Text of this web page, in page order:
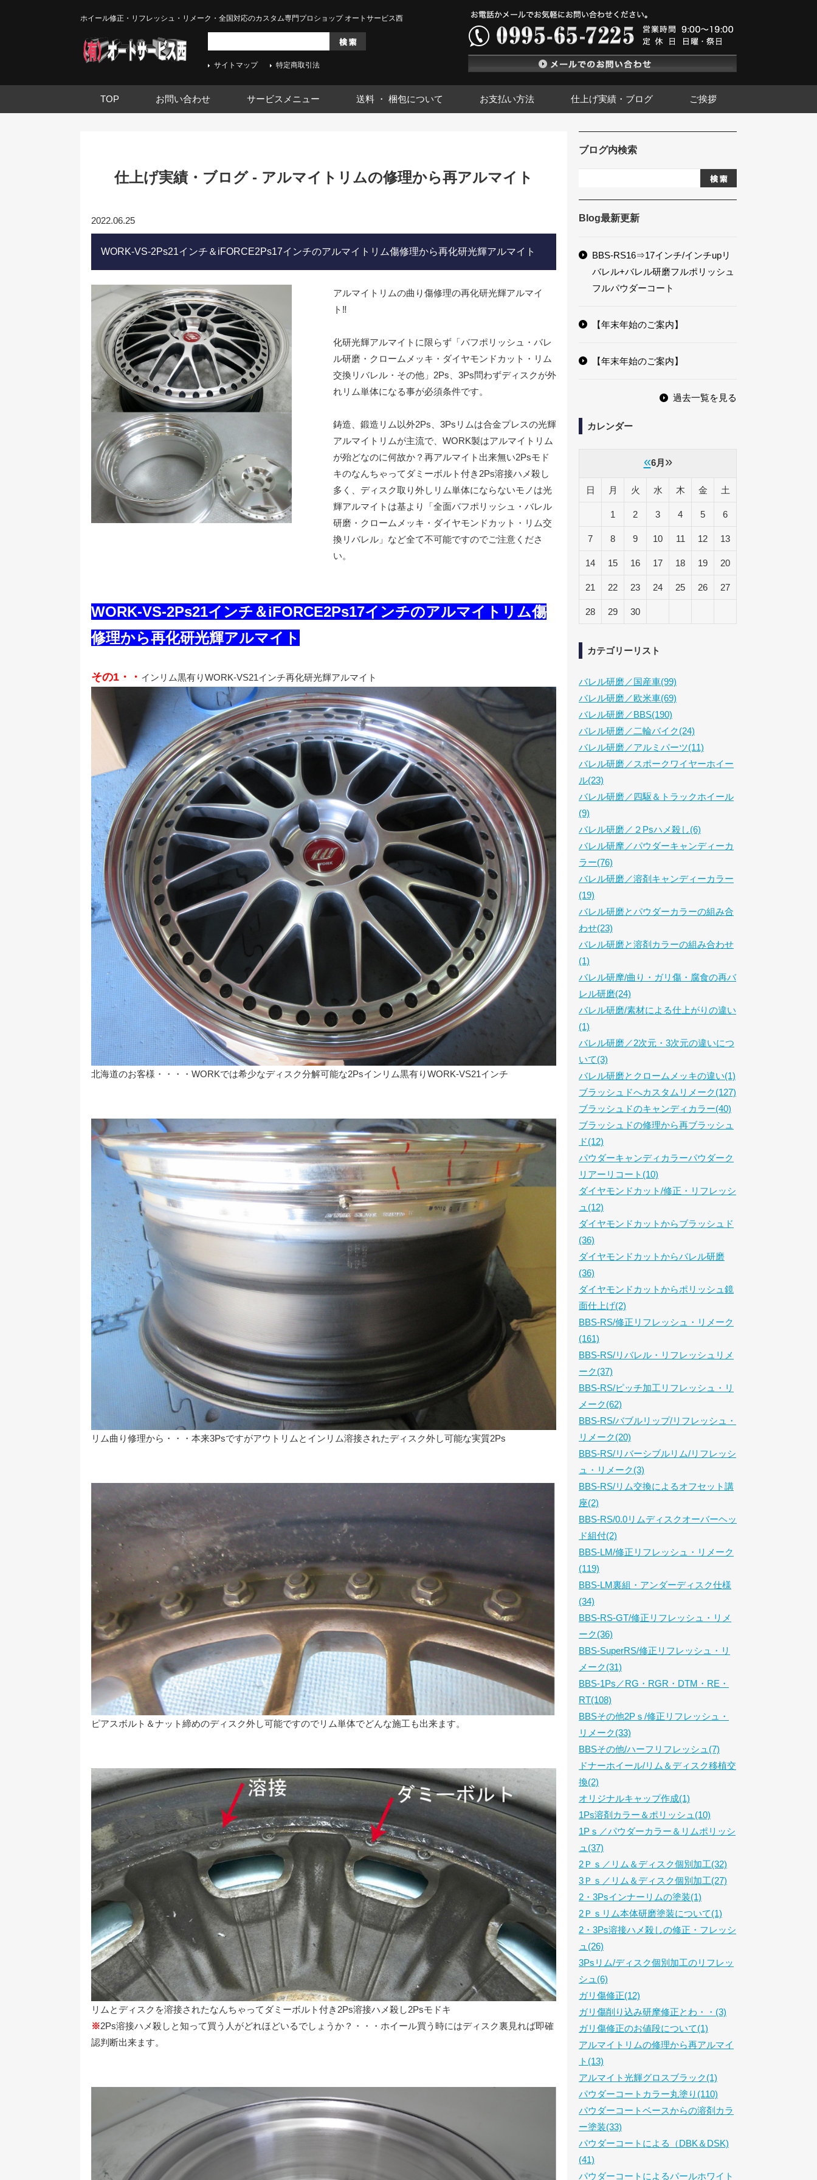
ホイール修正・リフレッシュ・リメーク・全国対応のカスタム専門プロショップ オートサービス西
サイトマップ 特定商取引法
TOP お問い合わせ サービスメニュー 送料 ・ 梱包について お支払い方法 仕上げ実績・ブログ ご挨拶
仕上げ実績・ブログ - アルマイトリムの修理から再アルマイト
2022.06.25
WORK-VS-2Ps21インチ＆iFORCE2Ps17インチのアルマイトリム傷修理から再化研光輝アルマイト
アルマイトリムの曲り傷修理の再化研光輝アルマイ
ト‼
化研光輝アルマイトに限らず「バフポリッシュ・バレ
ル研磨・クロームメッキ・ダイヤモンドカット・リム
交換リバレル・その他」2Ps、3Ps問わずディスクが外
れリム単体になる事が必須条件です。
鋳造、鍛造リム以外2Ps、3Psリムは合金プレスの光輝
アルマイトリムが主流で、WORK製はアルマイトリム
が殆どなのに何故か？再アルマイト出来無い2Psモド
キのなんちゃってダミーボルト付き2Ps溶接ハメ殺し
多く、ディスク取り外しリム単体にならないモノは光
輝アルマイトは基より「全面バフポリッシュ・バレル
研磨・クロームメッキ・ダイヤモンドカット・リム交
換リバレル」など全て不可能ですのでご注意くださ
い。
WORK-VS-2Ps21インチ＆iFORCE2Ps17インチのアルマイトリム傷
修理から再化研光輝アルマイト
その1・・ インリム黒有りWORK-VS21インチ再化研光輝アルマイト
北海道のお客様・・・・WORKでは希少なディスク分解可能な2Psインリム黒有りWORK-VS21インチ
リム曲り修理から・・・本来3Psですがアウトリムとインリム溶接されたディスク外し可能な実質2Ps
ピアスボルト＆ナット締めのディスク外し可能ですのでリム単体でどんな施工も出来ます。
リムとディスクを溶接されたなんちゃってダミーボルト付き2Ps溶接ハメ殺し2Psモドキ
※2Ps溶接ハメ殺しと知って買う人がどれほどいるでしょうか？・・・ホイール買う時にはディスク裏見れば即確
認判断出来ます。
ブログ内検索
Blog最新更新
BBS-RS16⇒17インチ/インチupリ
バレル+バレル研磨フルポリッシュ
フルパウダーコート
【年末年始のご案内】
【年末年始のご案内】
過去一覧を見る
カレンダー
«6月 »
日 月 火 水 木 金 土
1 2 3 4 5 6
7 8 9 10 11 12 13
14 15 16 17 18 19 20
21 22 23 24 25 26 27
28 29 30
カテゴリーリスト
バレル研磨／国産車(99)
バレル研磨／欧米車(69)
バレル研磨／BBS(190)
バレル研磨／二輪バイク(24)
バレル研磨／アルミパーツ(11)
バレル研磨／スポークワイヤーホイー
ル(23)
バレル研磨／四駆＆トラックホイール
(9)
バレル研磨／２Psハメ殺し(6)
バレル研摩／パウダーキャンディーカ
ラー(76)
バレル研磨／溶剤キャンディーカラー
(19)
バレル研磨とパウダーカラーの組み合
わせ(23)
バレル研磨と溶剤カラーの組み合わせ
(1)
バレル研摩/曲り・ガリ傷・腐食の再バ
レル研磨(24)
バレル研磨/素材による仕上がりの違い
(1)
バレル研磨／2次元・3次元の違いにつ
いて(3)
バレル研磨とクロームメッキの違い(1)
ブラッシュドへカスタムリメーク(127)
ブラッシュドのキャンディカラー(40)
ブラッシュドの修理から再ブラッシュ
ド(12)
パウダーキャンディカラーパウダーク
リアーリコート(10)
ダイヤモンドカット/修正・リフレッシ
ュ(12)
ダイヤモンドカットからブラッシュド
(36)
ダイヤモンドカットからバレル研磨
(36)
ダイヤモンドカットからポリッシュ鏡
面仕上げ(2)
BBS-RS/修正リフレッシュ・リメーク
(161)
BBS-RS/リバレル・リフレッシュリメ
ーク(37)
BBS-RS/ピッチ加工リフレッシュ・リ
メーク(62)
BBS-RS/バブルリップ/リフレッシュ・
リメーク(20)
BBS-RS/リバーシブルリム/リフレッシ
ュ・リメーク(3)
BBS-RS/リム交換によるオフセット講
座(2)
BBS-RS/0.0リムディスクオーバーヘッ
ド組付(2)
BBS-LM/修正リフレッシュ・リメーク
(119)
BBS-LM裏組・アンダーディスク仕様
(34)
BBS-RS-GT/修正リフレッシュ・リメ
ーク(36)
BBS-SuperRS/修正リフレッシュ・リ
メーク(31)
BBS-1Ps／RG・RGR・DTM・RE・
RT(108)
BBSその他2Pｓ/修正リフレッシュ・
リメーク(33)
BBSその他/ハーフリフレッシュ(7)
ドナーホイール/リム＆ディスク移植交
換(2)
オリジナルキャップ作成(1)
1Ps溶剤カラー＆ポリッシュ(10)
1Pｓ／パウダーカラー＆リムポリッシ
ュ(37)
2Ｐｓ／リム＆ディスク個別加工(32)
3Ｐｓ／リム＆ディスク個別加工(27)
2・3Psインナーリムの塗装(1)
2Ｐｓリム本体研磨塗装について(1)
2・3Ps溶接ハメ殺しの修正・フレッシ
ュ(26)
3Psリム/ディスク個別加工のリフレッ
シュ(6)
ガリ傷修正(12)
ガリ傷削り込み研摩修正とわ・・(3)
ガリ傷修正のお値段について(1)
アルマイトリムの修理から再アルマイ
ト(13)
アルマイト光輝グロスブラック(1)
パウダーコートカラー丸塗り(110)
パウダーコートベースからの溶剤カラ
ー塗装(33)
パウダーコートによる（DBK＆DSK)
(41)
パウダーコートによるパールホワイト